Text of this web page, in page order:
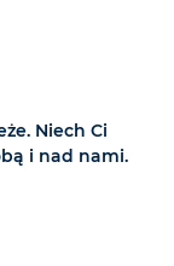
Niech Ci
i nad nami.